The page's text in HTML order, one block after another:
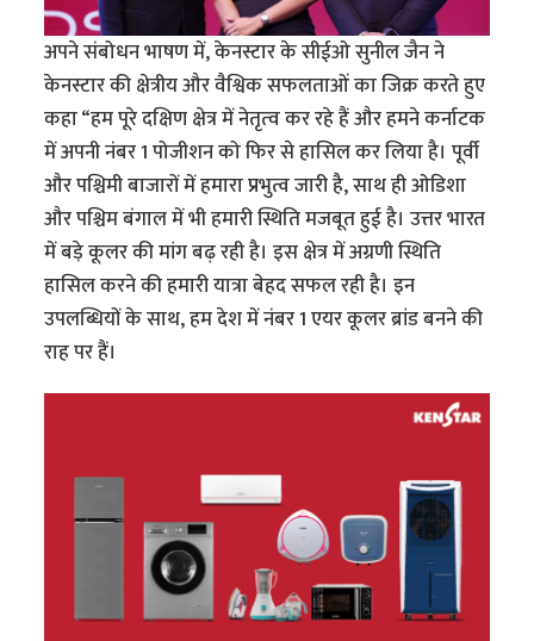
अपने संबोधन भाषण में, केनस्टार के सीईओ सुनील जैन ने
केनस्टार की क्षेत्रीय और वैश्विक सफलताओं का जिक्र करते हुए
कहा “हम पूरे दक्षिण क्षेत्र में नेतृत्‍व कर रहे हैं और हमने कर्नाटक
में अपनी नंबर 1 पोजीशन को फिर से हासिल कर लिया है। पूर्वी
और पश्चिमी बाजारों में हमारा प्रभुत्व जारी है, साथ ही ओडिशा
और पश्चिम बंगाल में भी हमारी स्थिति मजबूत हुई है। उत्तर भारत
में बड़े कूलर की मांग बढ़ रही है। इस क्षेत्र में अग्रणी स्थिति
हासिल करने की हमारी यात्रा बेहद सफल रही है। इन
उपलब्धियों के साथ, हम देश में नंबर 1 एयर कूलर ब्रांड बनने की
राह पर हैं।